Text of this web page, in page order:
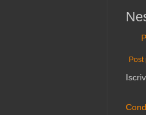
Post